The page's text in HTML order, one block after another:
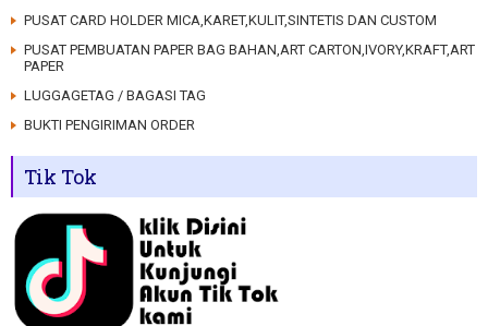
PUSAT CARD HOLDER MICA,KARET,KULIT,SINTETIS DAN CUSTOM
PUSAT PEMBUATAN PAPER BAG BAHAN,ART CARTON,IVORY,KRAFT,ART
PAPER
LUGGAGETAG / BAGASI TAG
BUKTI PENGIRIMAN ORDER
Tik Tok